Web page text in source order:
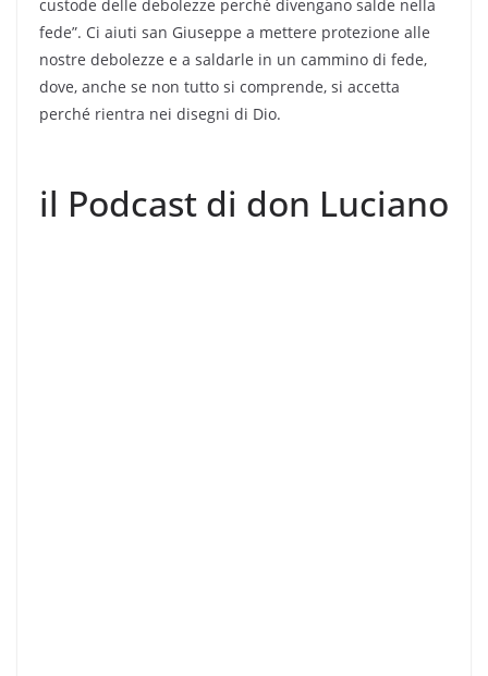
custode delle debolezze perché divengano salde nella
fede”. Ci aiuti san Giuseppe a mettere protezione alle
nostre debolezze e a saldarle in un cammino di fede,
dove, anche se non tutto si comprende, si accetta
perché rientra nei disegni di Dio.
il Podcast di don Luciano